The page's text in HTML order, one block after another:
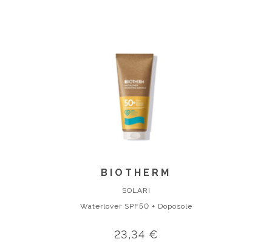
BIOTHERM
SOLARI
Waterlover SPF50 + Doposole
23,34 €